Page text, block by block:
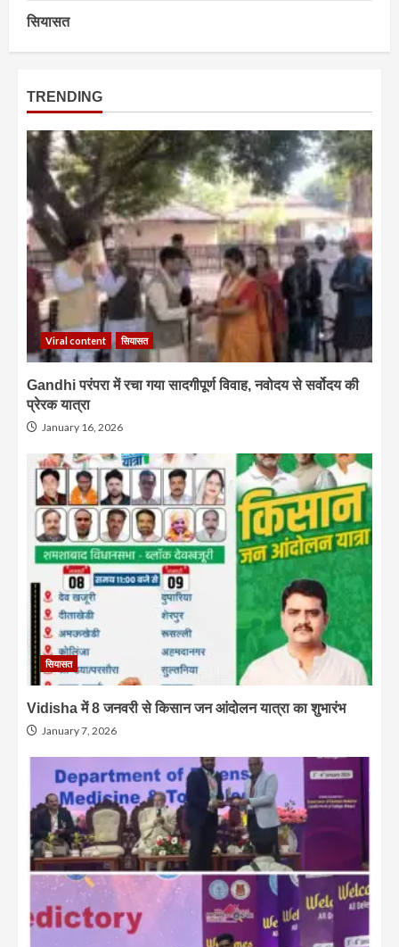
सियासत
TRENDING
Viral content सियासत
Gandhi परंपरा में रचा गया सादगीपूर्ण विवाह, नवोदय से सर्वोदय की
प्रेरक यात्रा
January 16, 2026
सियासत
Vidisha में 8 जनवरी से किसान जन आंदोलन यात्रा का शुभारंभ
January 7, 2026